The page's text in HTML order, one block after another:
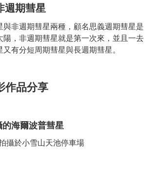
週期彗星
與非週期彗星兩種，顧名思義週期彗星是
陽，非週期彗星就是第一次來，並且一去
有分短周期彗星與長週期彗星。
作品分享
海爾波普彗星
攝於小雪山天池停車場